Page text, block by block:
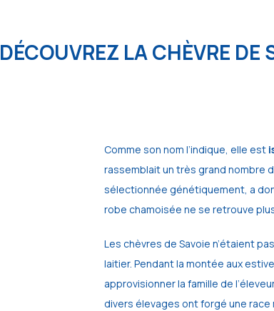
DÉCOUVREZ LA CHÈVRE DE
Comme son nom l’indique, elle est
rassemblait un très grand nombre
sélectionnée génétiquement, a
robe chamoisée ne se retrouve
Les chèvres de Savoie n’étaient
laitier. Pendant la montée aux
approvisionner la famille de
divers élevages ont forgé une